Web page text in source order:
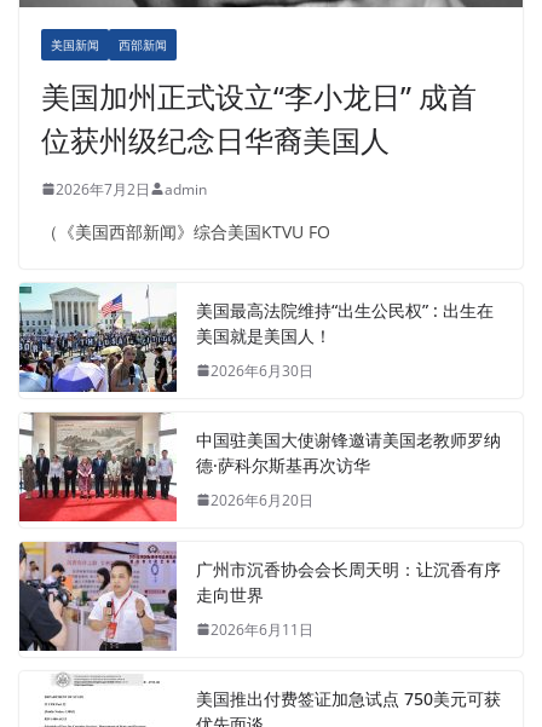
美国新闻 西部新闻
美国加州正式设立“李小龙日” 成首
位获州级纪念日华裔美国人
2026年7月2日 admin
（《美国西部新闻》综合美国KTVU FO
美国最高法院维持“出生公民权” : 出生在
美国就是美国人！
2026年6月30日
中国驻美国大使谢锋邀请美国老教师罗纳
德·萨科尔斯基再次访华
2026年6月20日
广州市沉香协会会长周天明：让沉香有序
走向世界
2026年6月11日
美国推出付费签证加急试点 750美元可获